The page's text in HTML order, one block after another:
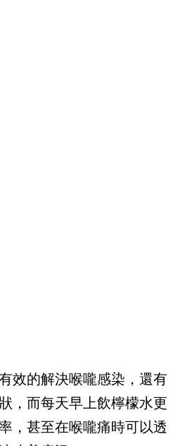
效的解決喉嚨感染，還有
，而每天早上飲檸檬水更
，甚至在喉嚨痛時可以透